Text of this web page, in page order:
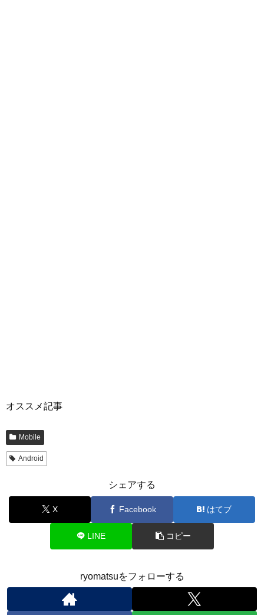
オススメ記事
Mobile
Android
シェアする
X Facebook はてブ
LINE コピー
ryomatsuをフォローする